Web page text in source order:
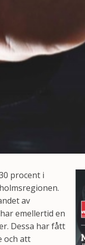
procent i
av
emellertid en
Dessa har fått
och att